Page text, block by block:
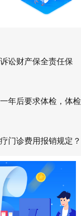
其设定的存款
会公布最新的
的最直接途
，便于比较不
的公告，了解
利率走势。
讼财产保全责任保
年后要求体检，体检
门诊费用报销规定？